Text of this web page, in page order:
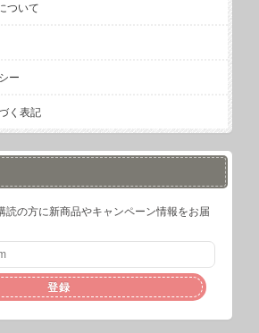
ついて
ー
く表記
読の方に新商品やキャンペーン情報をお届
登録